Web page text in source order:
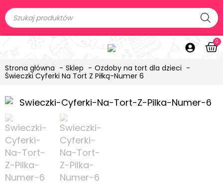
0
Strona główna Sklep
Ozdoby na tort dla dzieci
Świeczki Cyferki Na Tort Z Piłką-Numer 6